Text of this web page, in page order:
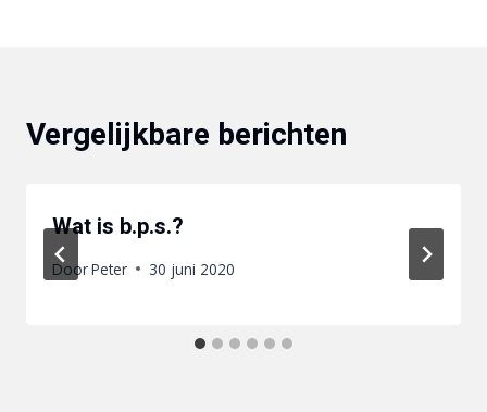
Vergelijkbare berichten
Wat is b.p.s.?
DoorPeter 30 juni 2020